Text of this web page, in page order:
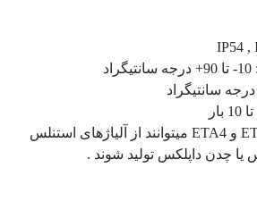
قطعات پمپ های ETA و ETA4 میتوانند از آلیاژهای استنلس
یا چدن داپلکس تولید شوند .